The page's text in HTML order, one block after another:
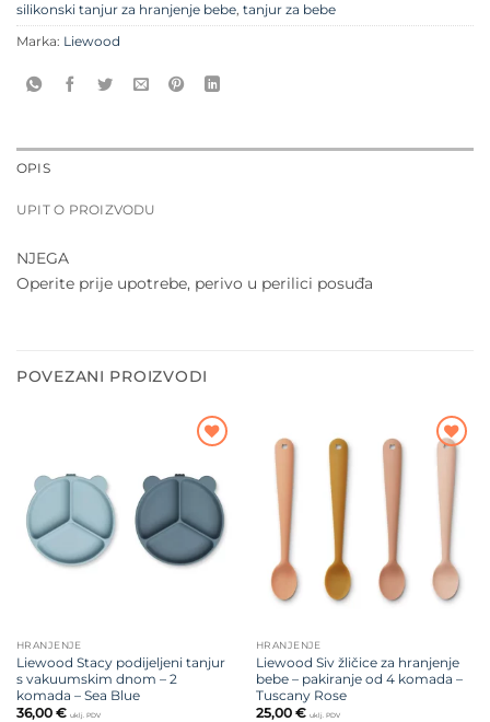
silikonski tanjur za hranjenje bebe tanjur za bebe
Marka: Liewood
OPIS
UPIT O PROIZVODU
NJEGA
Operite prije upotrebe, perivo u perilici posuđa
POVEZANI PROIZVODI
na listu
želja
HRANJENJE
Liewood Stacy podijeljeni tanjur
s vakuumskim dnom – 2
komada – Sea Blue
36,00 € uklj. PDV
na listu
HRANJENJE
Liewood Siv žličice za hranjenje
bebe – pakiranje od 4 komada –
Tuscany Rose
25,00 € uklj. PDV